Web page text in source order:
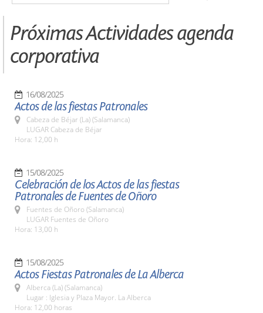
Próximas Actividades agenda
corporativa
16/08/2025
Actos de las fiestas Patronales
Cabeza de Béjar (La) (Salamanca)
LUGAR Cabeza de Béjar
Hora: 12,00 h
15/08/2025
Celebración de los Actos de las fiestas
Patronales de Fuentes de Oñoro
Fuentes de Oñoro (Salamanca)
LUGAR Fuentes de Oñoro
Hora: 13,00 h
15/08/2025
Actos Fiestas Patronales de La Alberca
Alberca (La) (Salamanca)
Lugar : Iglesia y Plaza Mayor. La Alberca
Hora: 12,00 horas